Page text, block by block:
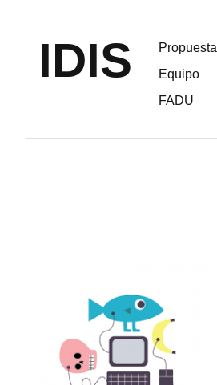
IDIS
Propuesta
Equipo
FADU